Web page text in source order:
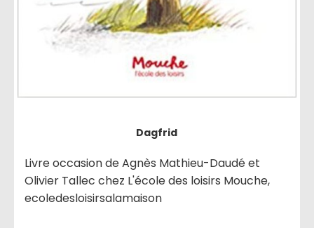
Dagfrid
Livre occasion de Agnès Mathieu-Daudé et
Olivier Tallec chez L'école des loisirs Mouche,
ecoledesloisirsalamaison